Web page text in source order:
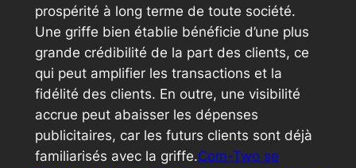
prospérité à long terme de toute société.
Une griffe bien établie bénéficie d’une plus
grande crédibilité de la part des clients, ce
qui peut amplifier les transactions et la
fidélité des clients. En outre, une visibilité
accrue peut abaisser les dépenses
publicitaires, car les futurs clients sont déjà
familiarisés avec la griffe.Com-Two se